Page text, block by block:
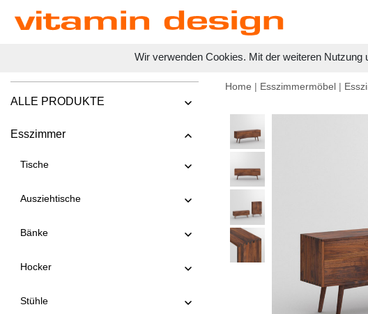
Wir verwenden Cookies. Mit der weiteren
ALLE PRODUKTE
Esszimmer
Tische
Ausziehtische
Bänke
Hocker
Stühle
Home | Esszimmermöbel |